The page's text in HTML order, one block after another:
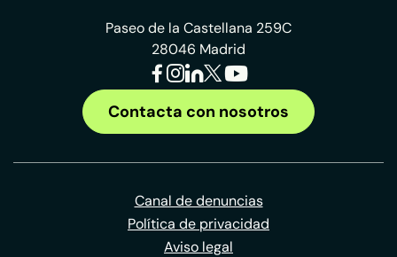
Paseo de la Castellana 259C
28046 Madrid
Contacta con nosotros
Canal de denuncias
Política de privacidad
Aviso legal